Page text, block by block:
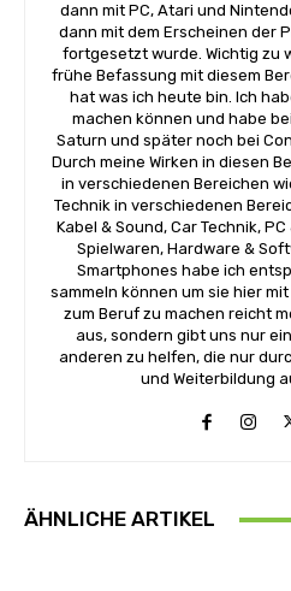
dann mit PC, Atari und
dann mit dem Erscheinen der
fortgesetzt wurde. Wichtig zu
frühe Befassung mit diesem
hat was ich heute bin. Ich
machen können und habe
Saturn und später noch bei
Durch meine Wirken in diesen
in verschiedenen Bereichen
Technik in verschiedenen
Kabel & Sound, Car Technik,
Spielwaren, Hardware &
Smartphones habe ich
sammeln können um sie hier
zum Beruf zu machen reicht
aus, sondern gibt uns nur
anderen zu helfen, die nur
und Weiterbildung
ÄHNLICHE ARTIKEL